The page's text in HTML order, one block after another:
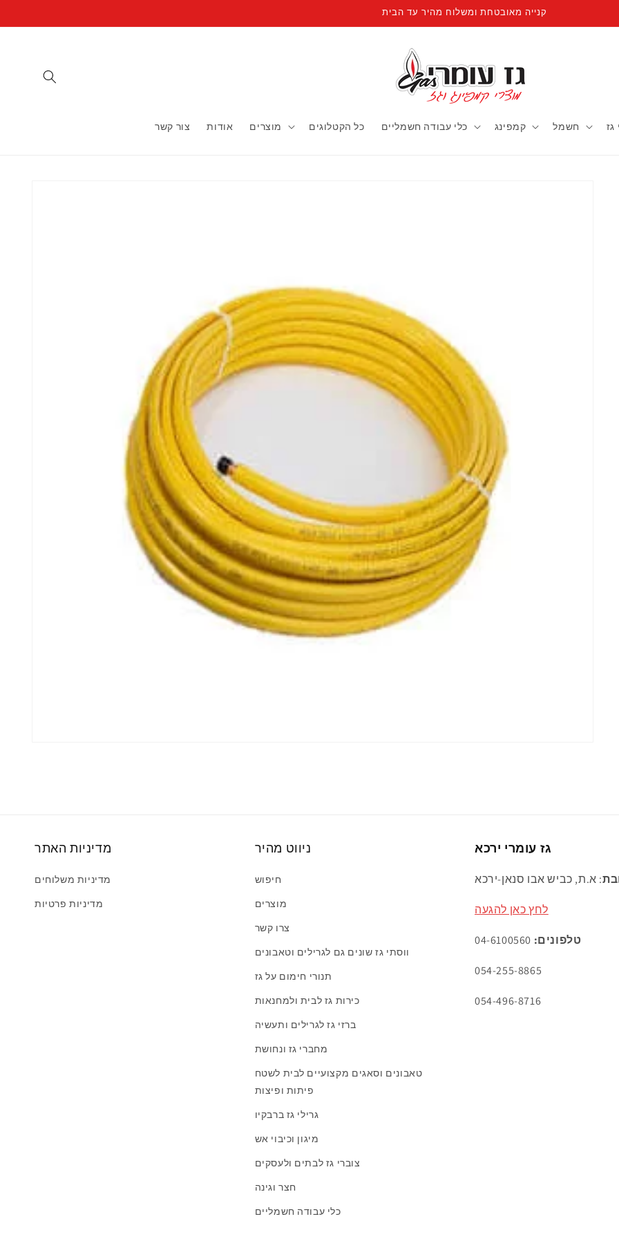
קנייה מאובטחת ומשלוח מהיר עד הבית
צור קשר אודות מוצרים כל הקטלוגים כלי עבודה חשמליים קמפינג חשמל גז
מדיניות האתר
מדיניות משלוחים
מדיניות פרטיות
ניווט מהיר
חיפוש
מוצרים
צרו קשר
ווסתי גז שונים גם לגרילים וטאבונים
תנורי חימום על גז
כירות גז לבית ולמחנאות
ברזי גז לגרילים ותעשיה
מחברי גז ונחושת
טאבונים וסאגים מקצועיים לבית לשטח
פיתות ופיצות
גרילי גז ברבקיו
מיגון וכיבוי אש
צוברי גז לבתים ולעסקים
חצר וגינה
כלי עבודה חשמליים
גז עומרי ירכא
: א.ת, כביש אבו סנאן-ירכא
לחץ כאן להגעה
טלפונים:
054-255-8865
054-496-8716